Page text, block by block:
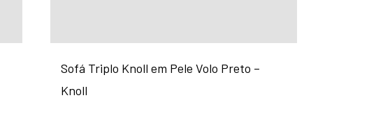
Sofá Triplo Knoll em Pele Volo Preto –
Knoll